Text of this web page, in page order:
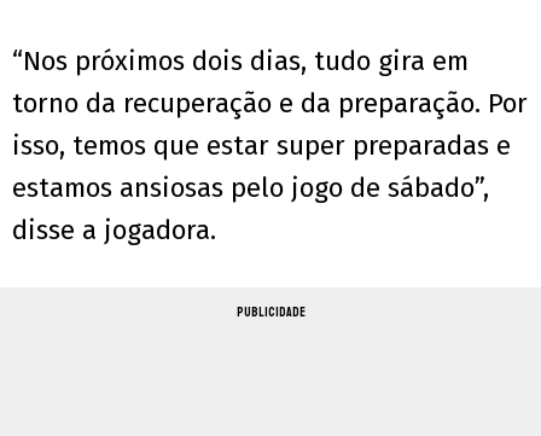
“Nos próximos dois dias, tudo gira em
torno da recuperação e da preparação. Por
isso, temos que estar super preparadas e
estamos ansiosas pelo jogo de sábado”,
disse a jogadora.
PUBLICIDADE